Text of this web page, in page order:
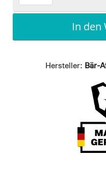
In den
Hersteller: Bär-